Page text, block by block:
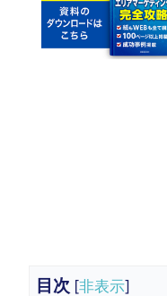
目次 [非表示]